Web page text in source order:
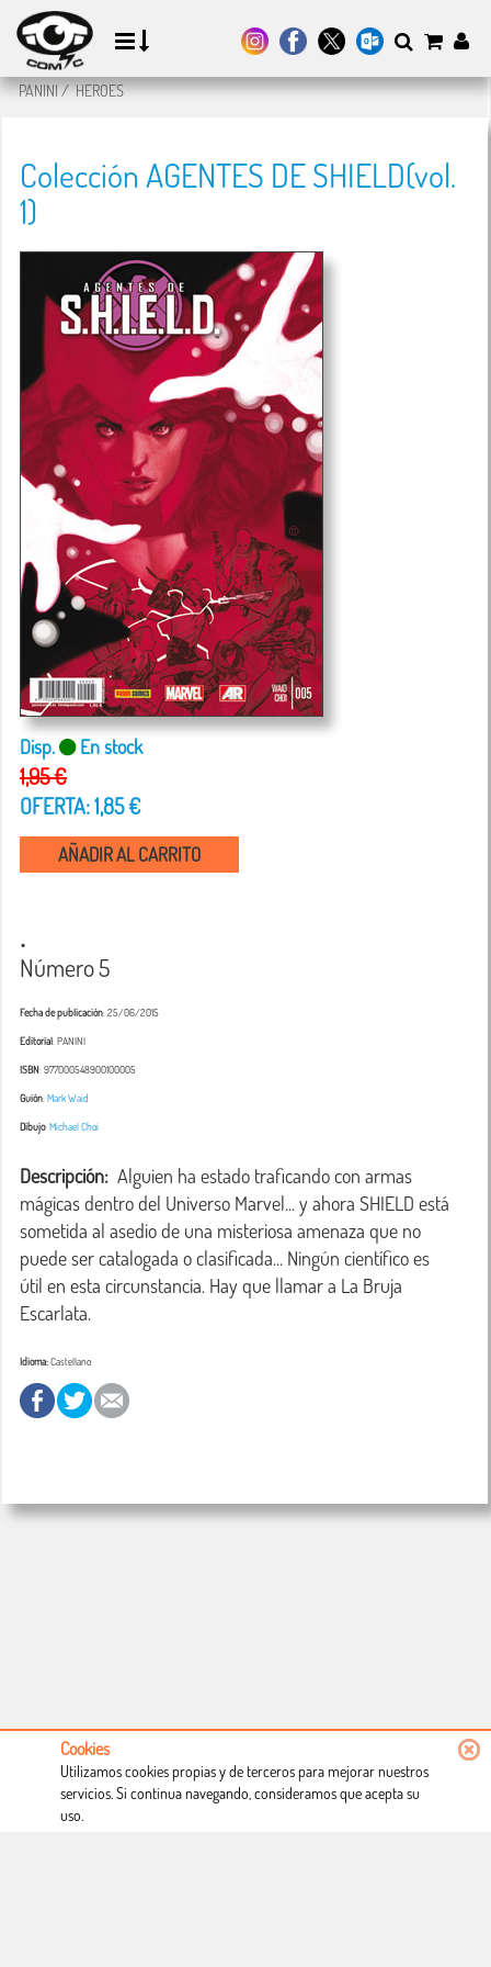
PANINI/HEROES
Colección AGENTES DE SHIELD(vol.
1)
Disp. En stock
1,95 €
OFERTA: 1,85 €
AÑADIR AL CARRITO
.
Número 5
Fecha de publicación: 25/06/2015
Editorial: PANINI
ISBN: 977000548900100005
Guión:Mark Waid
Dibujo:Michael Choi
Descripción:
  Alguien ha estado traficando con armas
mágicas dentro del Universo Marvel... y ahora SHIELD está
sometida al asedio de una misteriosa amenaza que no
puede ser catalogada o clasificada... Ningún científico es
útil en esta circunstancia. Hay que llamar a La Bruja
Escarlata.
Idioma:Castellano
Condiciones de uso
Cookies
Utilizamos cookies propias y de terceros para mejorar nuestros
servicios. Si continua navegando, consideramos que acepta su
uso.